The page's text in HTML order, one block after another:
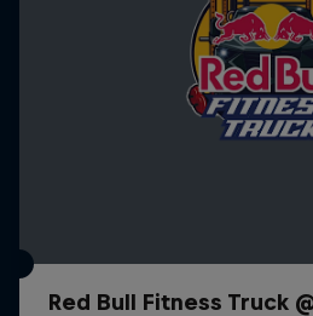
Red Bull Fitness Truck